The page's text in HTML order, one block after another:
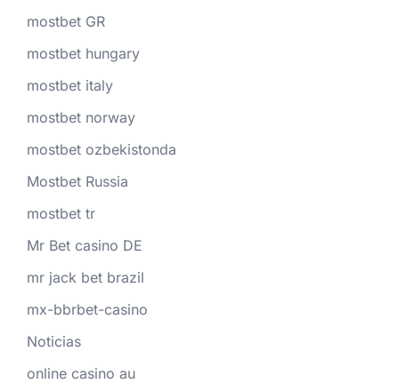
mostbet GR
mostbet hungary
mostbet italy
mostbet norway
mostbet ozbekistonda
Mostbet Russia
mostbet tr
Mr Bet casino DE
mr jack bet brazil
mx-bbrbet-casino
Noticias
online casino au